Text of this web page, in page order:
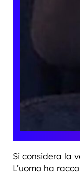
Si considera la
L’uomo ha